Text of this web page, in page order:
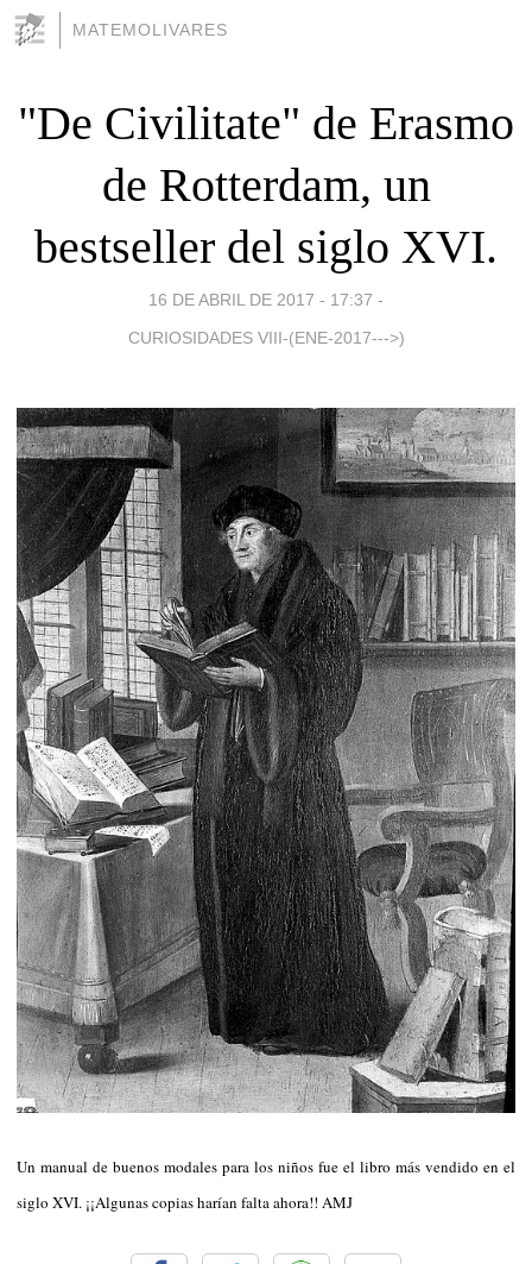
MATEMOLIVARES
"De Civilitate" de Erasmo
de Rotterdam, un
bestseller del siglo XVI.
16 DE ABRIL DE 2017 - 17:37 -
CURIOSIDADES VIII-(ENE-2017--->)
Un manual de buenos modales para los niños fue el libro más vendido en el
siglo XVI. ¡¡Algunas copias harían falta ahora!! AMJ